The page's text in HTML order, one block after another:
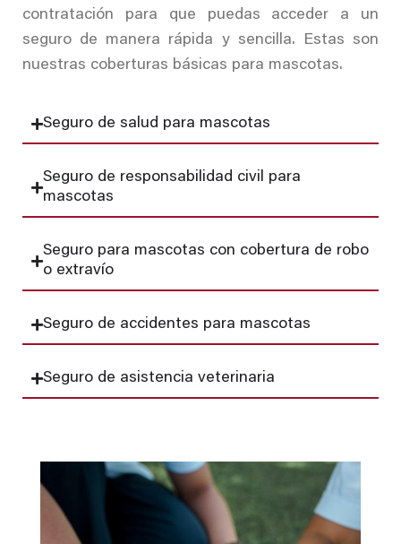
contratación para que puedas acceder a un
seguro de manera rápida y sencilla. Estas son
nuestras coberturas básicas para mascotas.
Seguro de salud para mascotas
Seguro de responsabilidad civil para
mascotas
Seguro para mascotas con cobertura de robo
o extravío
Seguro de accidentes para mascotas
Seguro de asistencia veterinaria